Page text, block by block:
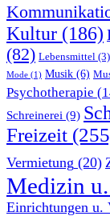
Kultur (186)
(82) Lebensmittel (3)
Mode (1) Musik (6)
Psychotherapie
Schreinerei (9)
Freizeit
Vermietung (20)
Medizin
Einrichtungen u.